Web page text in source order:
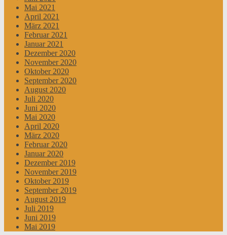
Mai 2021
April 2021
März 2021
Februar 2021
Januar 2021
Dezember 2020
November 2020
Oktober 2020
September 2020
August 2020
Juli 2020
Juni 2020
Mai 2020
April 2020
März 2020
Februar 2020
Januar 2020
Dezember 2019
November 2019
Oktober 2019
September 2019
August 2019
Juli 2019
Juni 2019
Mai 2019